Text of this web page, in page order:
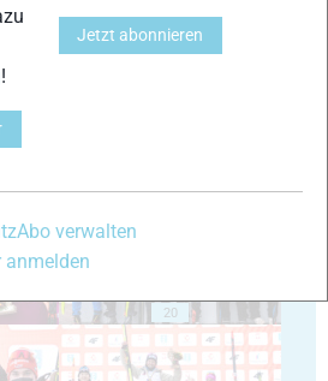
20
!
Jetzt abonnieren
Abo verwalten
anmelden